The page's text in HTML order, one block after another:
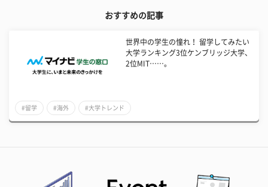
おすすめの記事
世界中の学生の憧れ！ 留学してみたい
大学ランキング3位ケンブリッジ大学、
2位MIT……。
#留学 #海外 #大学トレンド